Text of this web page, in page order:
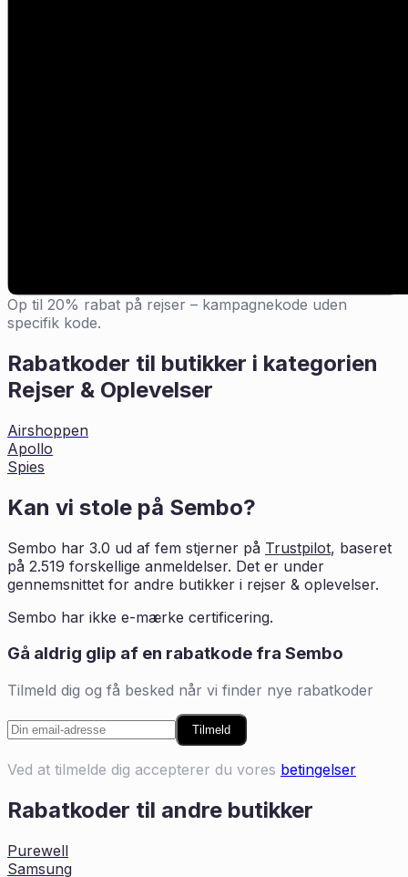
Op til 20% rabat på rejser – kampagnekode uden
specifik kode.
Rabatkoder til butikker i kategorien
Rejser & Oplevelser
Airshoppen
Apollo
Spies
Kan vi stole på Sembo?
Sembo har 3.0 ud af fem stjerner på Trustpilot, baseret
på 2.519 forskellige anmeldelser. Det er under
gennemsnittet for andre butikker i rejser & oplevelser.
Sembo har ikke e-mærke certificering.
Gå aldrig glip af en rabatkode fra Sembo
Tilmeld dig og få besked når vi finder nye rabatkoder
Tilmeld
Ved at tilmelde dig accepterer du vores betingelser
Rabatkoder til andre butikker
Purewell
Samsung